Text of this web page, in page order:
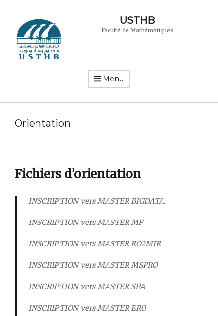
USTHB
Faculté de Mathématiques
Menu
Orientation
Fichiers d’orientation
INSCRIPTION vers MASTER BIGDATA.
INSCRIPTION vers MASTER MF
INSCRIPTION vers MASTER RO2MIR
INSCRIPTION vers MASTER MSPRO
INSCRIPTION vers MASTER SPA
INSCRIPTION vers MASTER ERO